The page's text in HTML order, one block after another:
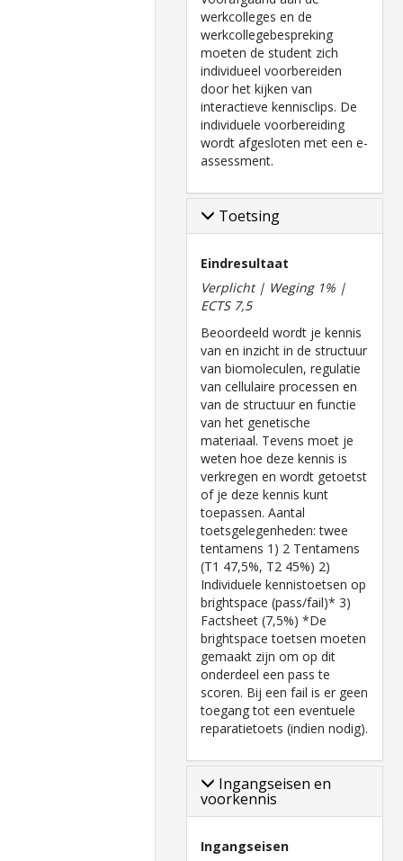
werkcolleges en de
werkcollegebespreking
moeten de student zich
individueel voorbereiden
door het kijken van
interactieve kennisclips. De
individuele voorbereiding
wordt afgesloten met een e-
assessment.
Toetsing
Eindresultaat
Verplicht | Weging 1% |
ECTS 7,5
Beoordeeld wordt je kennis
van en inzicht in de structuur
van biomoleculen, regulatie
van cellulaire processen en
van de structuur en functie
van het genetische
materiaal. Tevens moet je
weten hoe deze kennis is
verkregen en wordt getoetst
of je deze kennis kunt
toepassen. Aantal
toetsgelegenheden: twee
tentamens 1) 2 Tentamens
(T1 47,5%, T2 45%) 2)
Individuele kennistoetsen op
brightspace (pass/fail)* 3)
Factsheet (7,5%) *De
brightspace toetsen moeten
gemaakt zijn om op dit
onderdeel een pass te
scoren. Bij een fail is er geen
toegang tot een eventuele
reparatietoets (indien nodig).
Ingangseisen en
voorkennis
Ingangseisen